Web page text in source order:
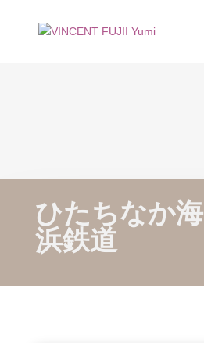
ひたちなか海
浜鉄道